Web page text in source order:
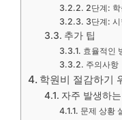
2단계: 학
3단계:
추가 팁
효율적인
주의사항
학원비 절감하기
자주 발생하
문제 상황